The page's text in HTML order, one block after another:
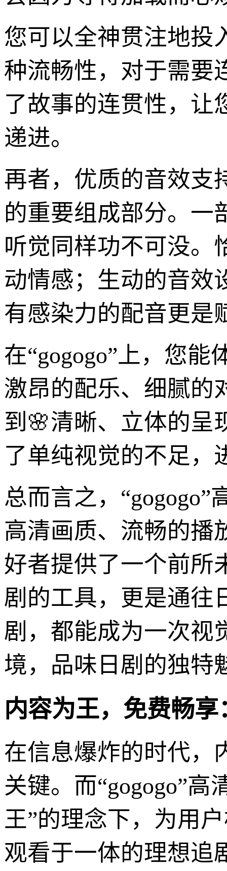
您可以全神贯注地投
种流畅性，对于需要
了故事的连贯性，让
递进。
再者，优质的音效支
的重要组成部分。一
听觉同样功不可没。
动情感；生动的音效
有感染力的配音更是
在“gogogo”上，您
激昂的配乐、细腻的
到🌸清晰、立体的呈
了单纯视觉的不足，
总而言之，
高清画质、流畅的播
好者提供了一个前所
剧的工具，更是通往
剧，都能成为一次视
境，品味日剧的独特
内容为王，免费畅
在信息爆炸的时代，
关键。而“gogogo”
王”的理念下，为用
观看于一体的理想追